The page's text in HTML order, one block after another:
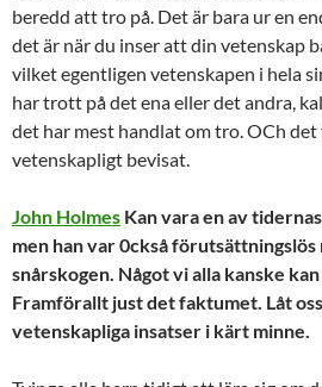
beredd att tro på. Det är bara ur en
det är när du inser att din vetenskap
vilket egentligen vetenskapen i hela
har trott på det ena eller det andra,
det har mest handlat om tro. OCh det
vetenskapligt bevisat.
John Holmes Kan vara en av
men han var 0ckså förutsättningslös
snårskogen. Något vi alla kanske
Framförallt just det faktumet. Låt
vetenskapliga insatser i kärt minne.